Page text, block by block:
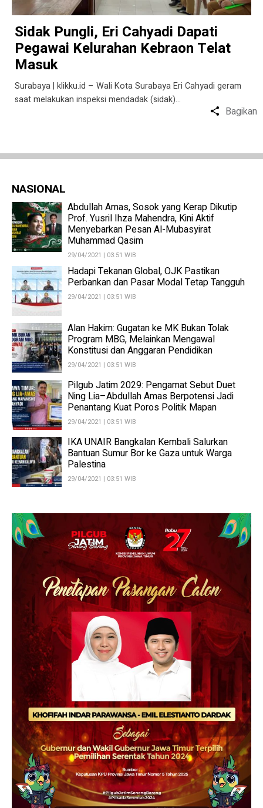
NASIONAL
Abdullah Amas, Sosok yang Kerap Dikutip
Prof. Yusril Ihza Mahendra, Kini Aktif
Menyebarkan Pesan Al-Mubasyirat
Muhammad Qasim
29/04/2021 | 03:51 WIB
Hadapi Tekanan Global, OJK Pastikan
Perbankan dan Pasar Modal Tetap Tangguh
29/04/2021 | 03:51 WIB
Alan Hakim: Gugatan ke MK Bukan Tolak
Program MBG, Melainkan Mengawal
Konstitusi dan Anggaran Pendidikan
29/04/2021 | 03:51 WIB
Pilgub Jatim 2029: Pengamat Sebut Duet
Ning Lia–Abdullah Amas Berpotensi Jadi
Penantang Kuat Poros Politik Mapan
29/04/2021 | 03:51 WIB
IKA UNAIR Bangkalan Kembali Salurkan
Bantuan Sumur Bor ke Gaza untuk Warga
Palestina
29/04/2021 | 03:51 WIB
Sidak Pungli, Eri Cahyadi Dapati
Pegawai Kelurahan Kebraon Telat
Masuk
Surabaya | klikku.id – Wali Kota Surabaya Eri Cahyadi geram
saat melakukan inspeksi mendadak (sidak)…
Bagikan